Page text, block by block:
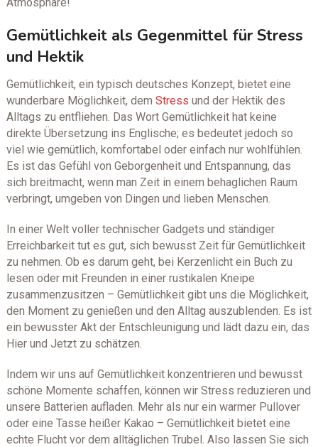
Gemütlichkeit als Gegenmittel für Stress
und Hektik
Gemütlichkeit, ein typisch deutsches Konzept, bietet eine
wunderbare Möglichkeit, dem Stress und der Hektik des
Alltags zu entfliehen. Das Wort Gemütlichkeit hat keine
direkte Übersetzung ins Englische; es bedeutet jedoch so
viel wie gemütlich, komfortabel oder einfach nur wohlfühlen.
Es ist das Gefühl von Geborgenheit und Entspannung, das
sich breitmacht, wenn man Zeit in einem behaglichen Raum
verbringt, umgeben von Dingen und lieben Menschen.
In einer Welt voller technischer Gadgets und ständiger
Erreichbarkeit tut es gut, sich bewusst Zeit für Gemütlichkeit
zu nehmen. Ob es darum geht, bei Kerzenlicht ein Buch zu
lesen oder mit Freunden in einer rustikalen Kneipe
zusammenzusitzen – Gemütlichkeit gibt uns die Möglichkeit,
den Moment zu genießen und den Alltag auszublenden. Es ist
ein bewusster Akt der Entschleunigung und lädt dazu ein, das
Hier und Jetzt zu schätzen.
Indem wir uns auf Gemütlichkeit konzentrieren und bewusst
schöne Momente schaffen, können wir Stress reduzieren und
unsere Batterien aufladen. Mehr als nur ein warmer Pullover
oder eine Tasse heißer Kakao – Gemütlichkeit bietet eine
echte Flucht vor dem alltäglichen Trubel. Also lassen Sie sich